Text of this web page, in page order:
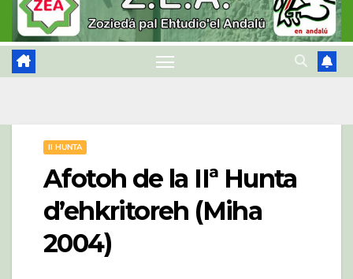
II HUNTA
Afotoh de la IIª Hunta
d’ehkritoreh (Miha
2004)